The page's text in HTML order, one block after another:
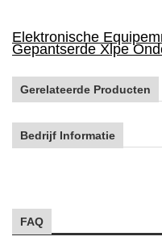
Elektronische
Gepantserde Xlpe
Gerelateerde Producten
Bedrijf Informatie
FAQ